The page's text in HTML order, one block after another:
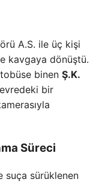
A.S. ile üç kişi
kavgaya dönüştü.
binen Ş.K.
bir
Süreci
suça sürüklenen